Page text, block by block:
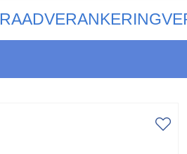
VERANKERING